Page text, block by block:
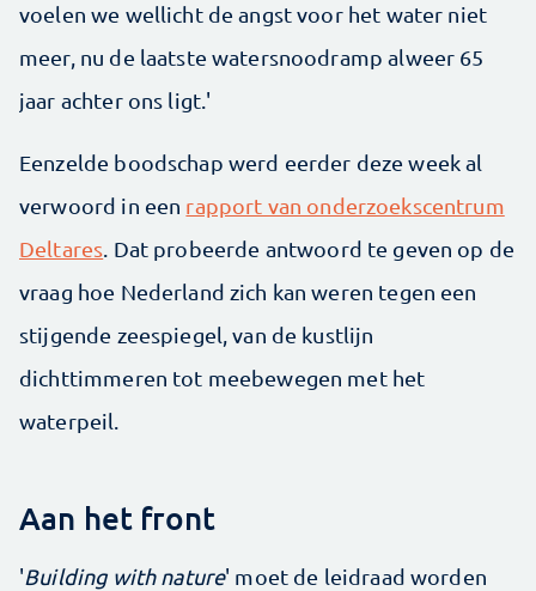
voelen we wellicht de angst voor het water niet
meer, nu de laatste watersnoodramp alweer 65
jaar achter ons ligt.'
Eenzelde boodschap werd eerder deze week al
verwoord in een rapport van onderzoekscentrum
Deltares. Dat probeerde antwoord te geven op de
vraag hoe Nederland zich kan weren tegen een
stijgende zeespiegel, van de kustlijn
dichttimmeren tot meebewegen met het
waterpeil.
Aan het front
'Building with nature' moet de leidraad worden